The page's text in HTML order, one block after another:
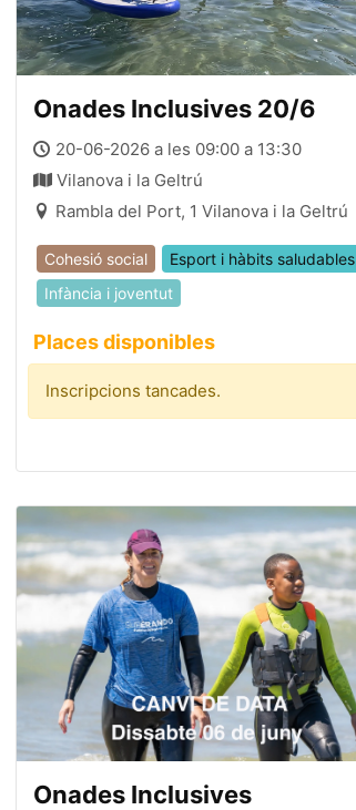
Onades Inclusives 20/6
20-06-2026 a les 09:00 a 13:30
Vilanova i la Geltrú
Rambla del Port, 1 Vilanova i la Geltrú
Cohesió social
Esport i hàbits saludables
Infància i joventut
Places disponibles
Inscripcions tancades.
Onades Inclusives